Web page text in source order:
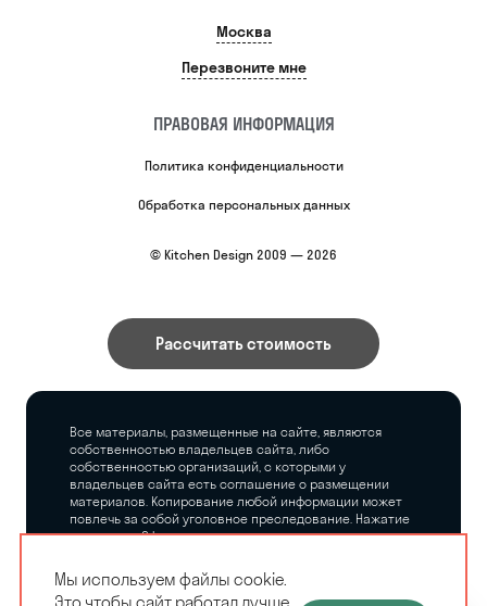
Москва
Перезвоните мне
ПРАВОВАЯ ИНФОРМАЦИЯ
Политика конфиденциальности
Обработка персональных данных
© Kitchen Design 2009 — 2026
Рассчитать стоимость
Все материалы, размещенные на сайте, являются
собственностью владельцев сайта, либо
собственностью организаций, с которыми у
владельцев сайта есть соглашение о размещении
материалов. Копирование любой информации может
повлечь за собой уголовное преследование. Нажатие
на кнопку «Оформить заказ», а также последующее
владельцев сайта никаких обязательств.
Мы используем файлы cookie.